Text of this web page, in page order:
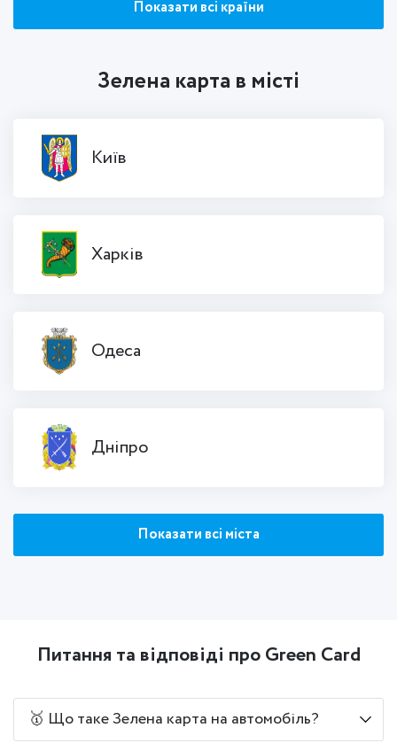
Показати всі країни
Зелена карта в місті
Київ
Харків
Одеса
Дніпро
Показати всі міста
Питання та відповіді про Green Card
🥇 Що таке Зелена карта на автомобіль?